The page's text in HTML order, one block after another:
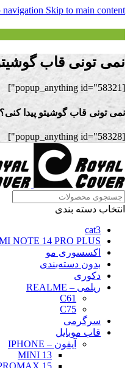
navigation Skip to main content
نمی تونی قاب
[popup_anything id="58321"]
نمی تونی قاب گوشیتو پیدا کنی؟
[popup_anything id="58328"]
انتخاب دسته بندی
cat3
NOTE 14 PRO PLUS
اکسسوری مو
بدون دسته‌بندی
دکوری
ریلمی – REALME
C61
C75
سرگرمی
قاب موبایل
آیفون – IPHONE
13 MINI
15 PROMAX